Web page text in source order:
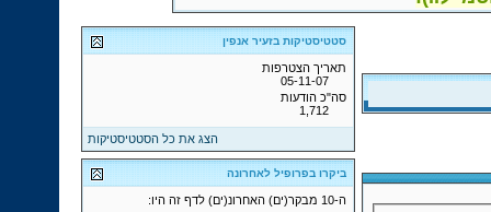
סטטיסטיקות בזעיר אנפין
תאריך הצטרפות
05-11-07
סה"כ הודעות
1,712
הצג את כל הסטטיסטיקות
ביקרו בפרופיל לאחרונה
ה-10 מבקר(ים) האחרונ(ים) לדף זה היו: